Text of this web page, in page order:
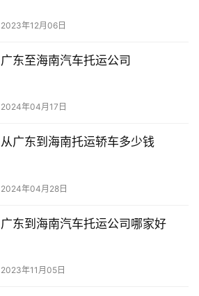
2023年12月06日
广东至海南汽车托运公司
2024年04月17日
从广东到海南托运轿车多少钱
2024年04月28日
广东到海南汽车托运公司哪家好
2023年11月05日